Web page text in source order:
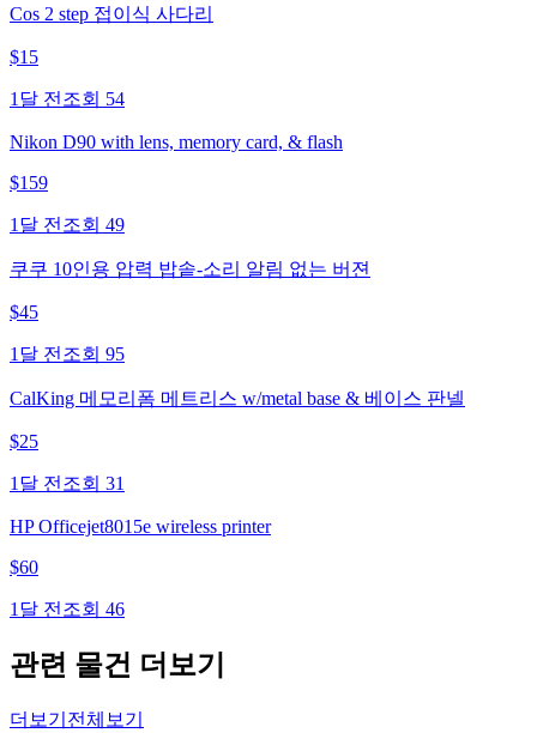
Cos 2 step 접이식 사다리
$15
1달 전 조회 54
Nikon D90 with lens, memory card, & flash
$159
1달 전 조회 49
쿠쿠 10인용 압력 밥솥-소리 알림 없는 버젼
$45
1달 전 조회 95
CalKing 메모리폼 메트리스 w/metal base & 베이스 판넬
$25
1달 전 조회 31
HP Officejet8015e wireless printer
$60
1달 전 조회 46
관련 물건 더보기
더보기 전체보기